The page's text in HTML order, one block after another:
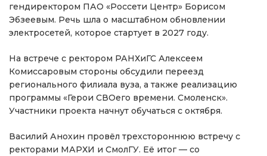
гендиректором ПАО «Россети Центр» Борисом
Эбзеевым. Речь шла о масштабном обновлении
электросетей, которое стартует в 2027 году.
На встрече с ректором РАНХиГС Алексеем
Комиссаровым стороны обсудили переезд
регионального филиала вуза, а также реализацию
программы «Герои СВОего времени. Смоленск».
Участники проекта начнут обучаться с октября.
Василий Анохин провёл трехстороннюю встречу с
ректорами МАРХИ и СмолГУ. Её итог — со